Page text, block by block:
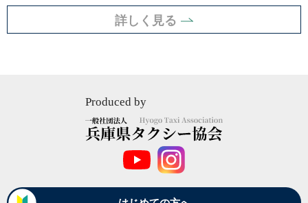
詳しく見る
Produced by
団